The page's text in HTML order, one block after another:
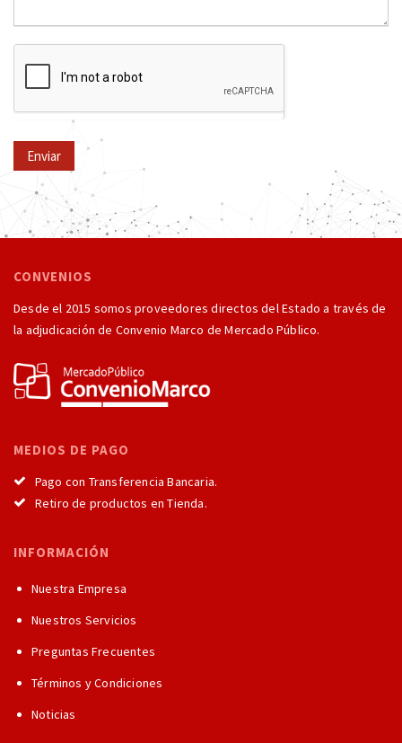
Enviar
CONVENIOS
Desde el 2015 somos proveedores directos del Estado a través de
la adjudicación de Convenio Marco de Mercado Público.
MEDIOS DE PAGO
Pago con Transferencia Bancaria.
Retiro de productos en Tienda.
INFORMACIÓN
Nuestra Empresa
Nuestros Servicios
Preguntas Frecuentes
Términos y Condiciones
Noticias